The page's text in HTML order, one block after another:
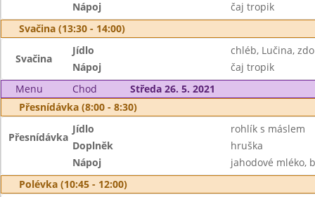
Nápoj
čaj tropik
Svačina (13:30 - 14:00)
Svačina
Jídlo
chléb, Lučina,
Nápoj
čaj tropik
Menu
Chod
Středa 26. 5. 2021
Přesnídávka (8:00 - 8:30)
Přesnídávka
Jídlo
rohlík s máslem
Doplněk
hruška
Nápoj
jahodové mléko,
Polévka (10:45 - 12:00)